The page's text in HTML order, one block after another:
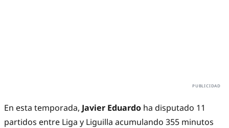
En esta temporada, Javier Eduardo ha disputado 11
partidos entre Liga y Liguilla acumulando 355 minutos